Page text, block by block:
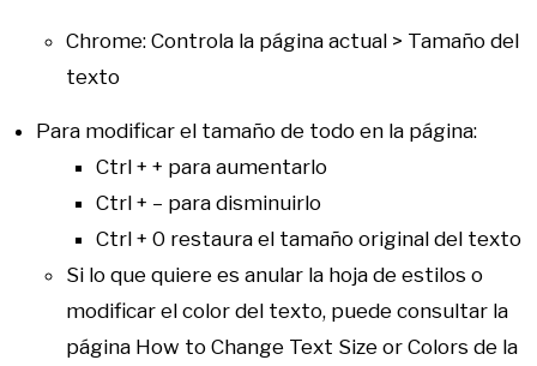
Chrome: Controla la página actual > Tamaño del
texto
Para modificar el tamaño de todo en la página:
Ctrl + + para aumentarlo
Ctrl + – para disminuirlo
Ctrl + 0 restaura el tamaño original del texto
Si lo que quiere es anular la hoja de estilos o
modificar el color del texto, puede consultar la
página How to Change Text Size or Colors de la